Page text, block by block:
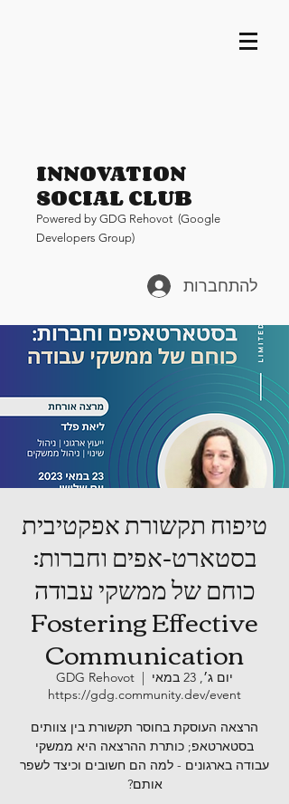
INNOVATION
SOCIAL CLUB
Powered by GDG Rehovot (Google
Developers Group)
להתחברות
טיפוח תקשורת אפקטיבית
בסטארט-אפים וחברות:
כוחם של ממשקי עבודה
Fostering Effective
Communication
יום ג׳, 23 במאי
  |
GDG Rehovot
https://gdg.community.dev/event
הרצאה העוסקת בחוסר תקשורת בין צוותים
בסטארטאפ; כותרת ההרצאה היא ממשקי
עבודה בארגונים - למה הם חשובים וכיצד לשפר